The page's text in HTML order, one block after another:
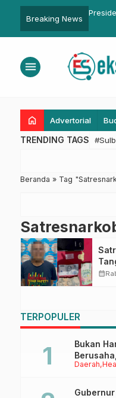
Breaking News
Refleksi dan
Membangun Daerah
menu
home Advertorial
TRENDING TAGS
Beranda » Tag
calendar_month
TERPOPULER
Daerah
Bukan
Anaknya